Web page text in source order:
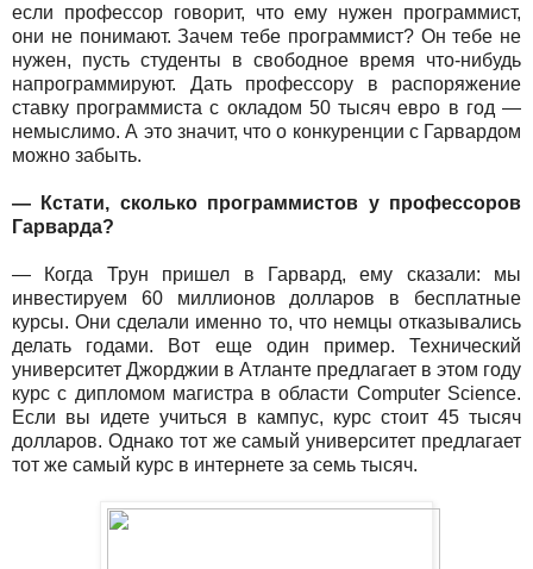
если профессор говорит, что ему нужен программист,
они не понимают. Зачем тебе программист? Он тебе не
нужен, пусть студенты в свободное время что-нибудь
напрограммируют. Дать профессору в распоряжение
ставку программиста с окладом 50 тысяч евро в год —
немыслимо. А это значит, что о конкуренции с Гарвардом
можно забыть.
— Кстати, сколько программистов у профессоров
Гарварда?
— Когда Трун пришел в Гарвард, ему сказали: мы
инвестируем 60 миллионов долларов в бесплатные
курсы. Они сделали именно то, что немцы отказывались
делать годами. Вот еще один пример. Технический
университет Джорджии в Атланте предлагает в этом году
курс с дипломом магистра в области Сomputer Science.
Если вы идете учиться в кампус, курс стоит 45 тысяч
долларов. Однако тот же самый университет предлагает
тот же самый курс в интернете за семь тысяч.